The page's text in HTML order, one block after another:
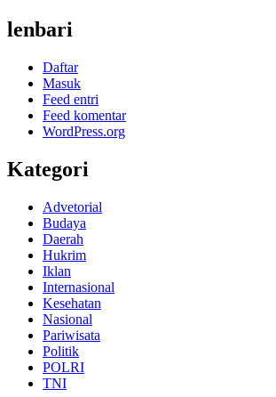
lenbari
Daftar
Masuk
Feed entri
Feed komentar
WordPress.org
Kategori
Advetorial
Budaya
Daerah
Hukrim
Iklan
Internasional
Kesehatan
Nasional
Pariwisata
Politik
POLRI
TNI